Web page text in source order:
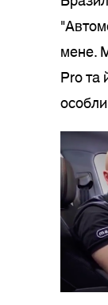
мене.
Pro та